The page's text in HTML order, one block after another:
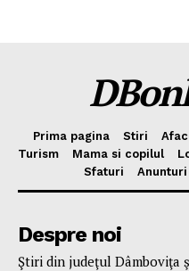
Prima pagina Stiri
Turism
Mama si copilul
Sfaturi
Anunturi
Despre noi
Ştiri din judeţul Dâmboviţa